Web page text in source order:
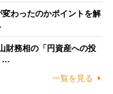
わったのかポイントを解
財務相の「円資産への投
…
一覧を見る